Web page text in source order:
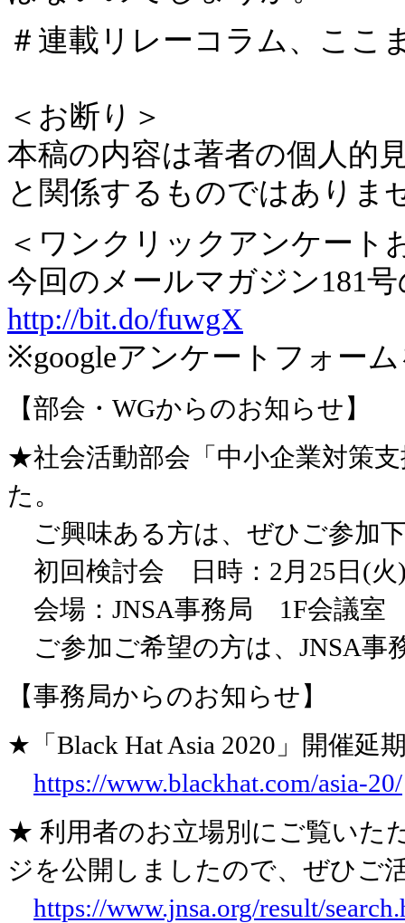
＃連載リレーコラム、ここ
＜お断り＞
本稿の内容は著者の個人的
と関係するものではありま
＜ワンクリックアンケート
今回のメールマガジン181
http://bit.do/fuwgX
※googleアンケートフォー
【部会・WGからのお知らせ】
★社会活動部会「中小企業対策
た。
ご興味ある方は、ぜひご参加
初回検討会 日時：2月25日(火)
会場：JNSA事務局 1F会議室
ご参加ご希望の方は、JNSA
【事務局からのお知らせ】
★「Black Hat Asia 2020」開催延
https://www.blackhat.com/asia-20/
★ 利用者のお立場別にご覧いた
ジを公開しましたので、ぜひご
https://www.jnsa.org/result/